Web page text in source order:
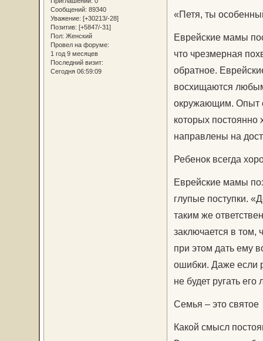
Сообщений: 89340
Уважение: [+30213/-28]
Позитив: [+5847/-31]
Пол: Женский
Провел на форуме:
1 год 9 месяцев
Последний визит:
Сегодня 06:59:09
«Петя, ты
Еврейские мамы
что чрезмерная
обратное.
восхищаются
окружающим. Опыт
которых
направлены на
Ребенок всегда
Еврейские мамы
глупые поступки.
таким же
заключается в
при этом дать ему
ошибки. Даже если
не будет ругать
Семья – это святое
Какой смысл